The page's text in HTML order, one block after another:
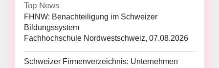
Top News
FHNW: Benachteiligung im Schweizer
Bildungssystem
Fachhochschule Nordwestschweiz, 07.08.2026
Schweizer Firmenverzeichnis: Unternehmen